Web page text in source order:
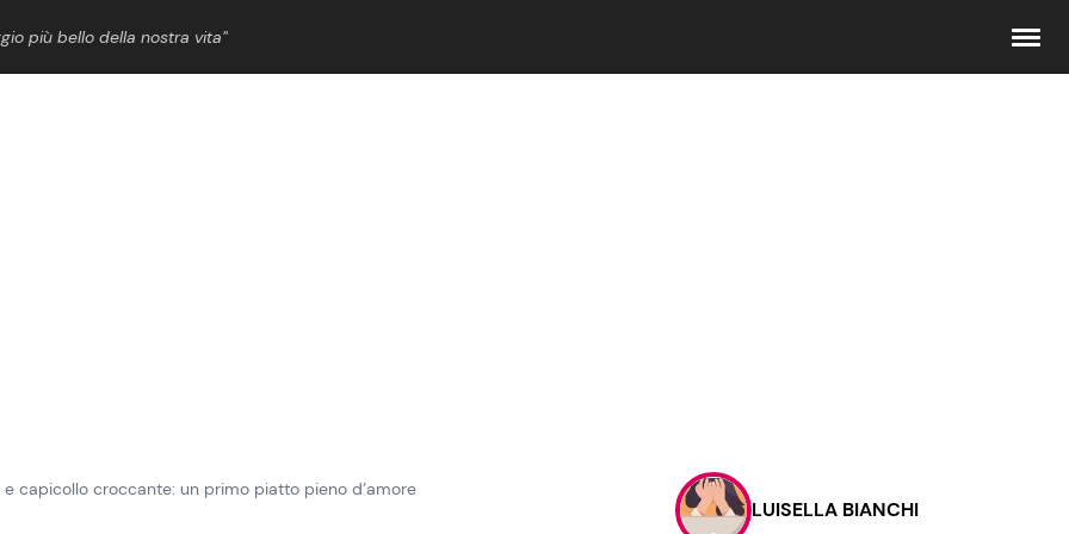
più bello della nostra vita”
Contattaci
Pubblicità
capicollo croccante: un primo piatto pieno d’amore
LUISELLA BIANCHI